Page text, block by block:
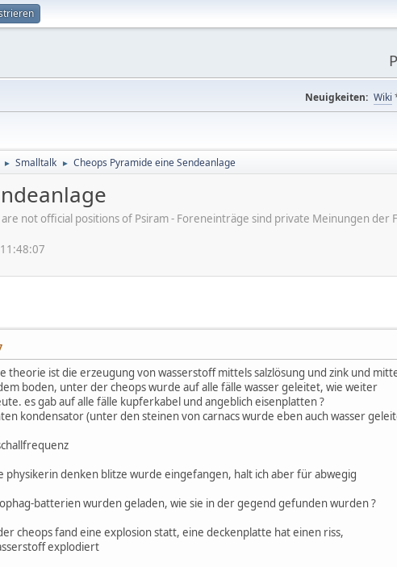
Neuigkeiten: Wiki
► Smalltalk ► Cheops Pyramide eine Sendeanlage
not official positions of Psiram - Foreneinträge sind private Meinungen
theorie ist die erzeugung von wasserstoff mittels salzlösung und zink und
boden, unter der cheops wurde auf alle fälle wasser geleitet, wie weiter
es gab auf alle fälle kupferkabel und angeblich eisenplatten ?
kondensator (unter den steinen von carnacs wurde eben auch wasser
physikerin denken blitze wurde eingefangen, halt ich aber für abwegig
batterien wurden geladen, wie sie in der gegend gefunden wurden ?
cheops fand eine explosion statt, eine deckenplatte hat einen riss,
explodiert